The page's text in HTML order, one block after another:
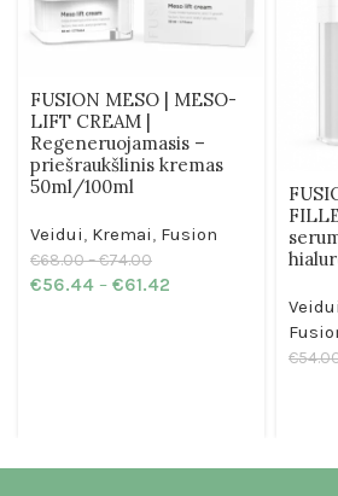
FUSION MESO | MESO-
LIFT CREAM |
Regeneruojamasis –
priešraukšlinis kremas
50ml/100ml
Veidui Kremai Fusion
€68.00 – €74.00
€56.44 – €61.42
Veidui
€